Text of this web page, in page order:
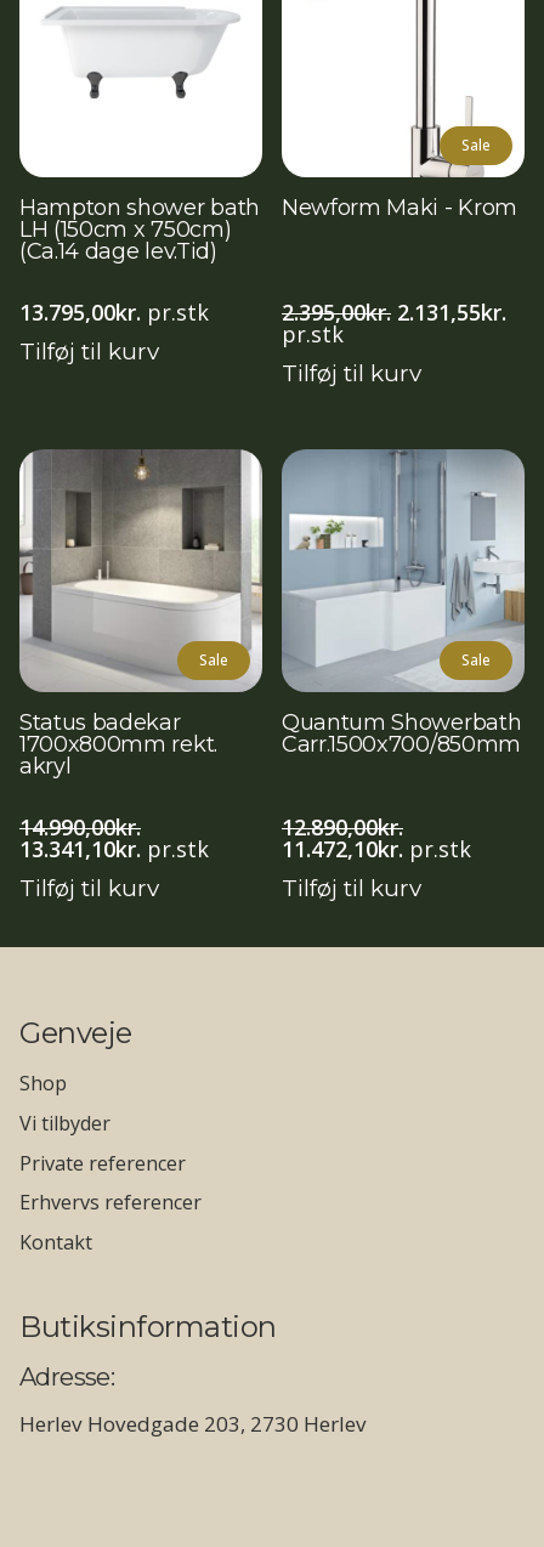
Hampton shower bath
LH (150cm x 750cm)
(Ca.14 dage lev.Tid)
13.795,00kr. pr.stk
Tilføj til kurv
Sale
Newform Maki - Krom
2.395,00kr. Den
oprindelige
var:
2.131,55kr.
pr.stk
Tilføj til kurv
Sale
Status badekar
1700x800mm rekt.
akryl
14.990,00kr.
Den
oprindelige
pris
13.341,10kr. Den
aktuelle
pris
pr.stk
Tilføj til kurv
Sale
Quantum Showerbath
Carr.1500x700/850mm
12.890,00kr.
Den
oprindelige
pris
11.472,10kr. Den
aktuelle
pris
pr.stk
Tilføj til kurv
Genveje
Shop
Vi tilbyder
Private referencer
Erhvervs referencer
Kontakt
Butiksinformation
Adresse:
Herlev Hovedgade 203, 2730 Herlev